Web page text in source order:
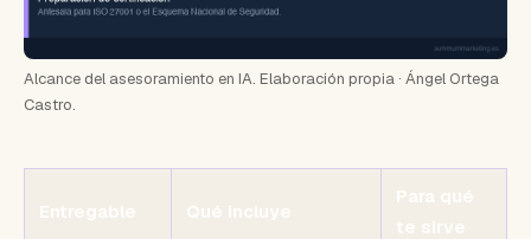
Alcance del asesoramiento en IA. Elaboración propia · Ángel Ortega
Castro.
Entregable Qué incluye
Para qué
te sirve